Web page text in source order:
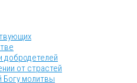
добродетелей
от страстей
Богу молитвы